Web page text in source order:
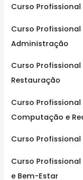
r
:
Curso
Curso
Administração
Curso
Restauração
Curso
Computação e
Curso
Curso
e Bem-Estar